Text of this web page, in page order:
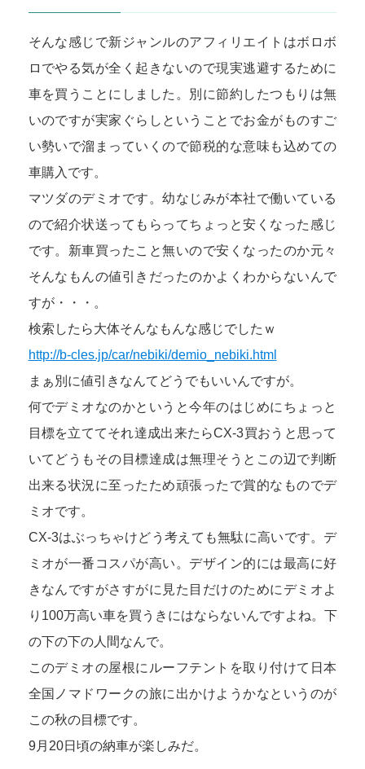
そんな感じで新ジャンルのアフィリエイトはボロボ
ロでやる気が全く起きないので現実逃避するために
車を買うことにしました。別に節約したつもりは無
いのですが実家ぐらしということでお金がものすご
い勢いで溜まっていくので節税的な意味も込めての
車購入です。
マツダのデミオです。幼なじみが本社で働いている
ので紹介状送ってもらってちょっと安くなった感じ
です。新車買ったこと無いので安くなったのか元々
そんなもんの値引きだったのかよくわからないんで
すが・・・。
検索したら大体そんなもんな感じでしたｗ
http://b-cles.jp/car/nebiki/demio_nebiki.html
まぁ別に値引きなんてどうでもいいんですが。
何でデミオなのかというと今年のはじめにちょっと
目標を立ててそれ達成出来たらCX-3買おうと思って
いてどうもその目標達成は無理そうとこの辺で判断
出来る状況に至ったため頑張ったで賞的なものでデ
ミオです。
CX-3はぶっちゃけどう考えても無駄に高いです。デ
ミオが一番コスパが高い。デザイン的には最高に好
きなんですがさすがに見た目だけのためにデミオよ
り100万高い車を買うきにはならないんですよね。下
の下の下の人間なんで。
このデミオの屋根にルーフテントを取り付けて日本
全国ノマドワークの旅に出かけようかなというのが
この秋の目標です。
9月20日頃の納車が楽しみだ。